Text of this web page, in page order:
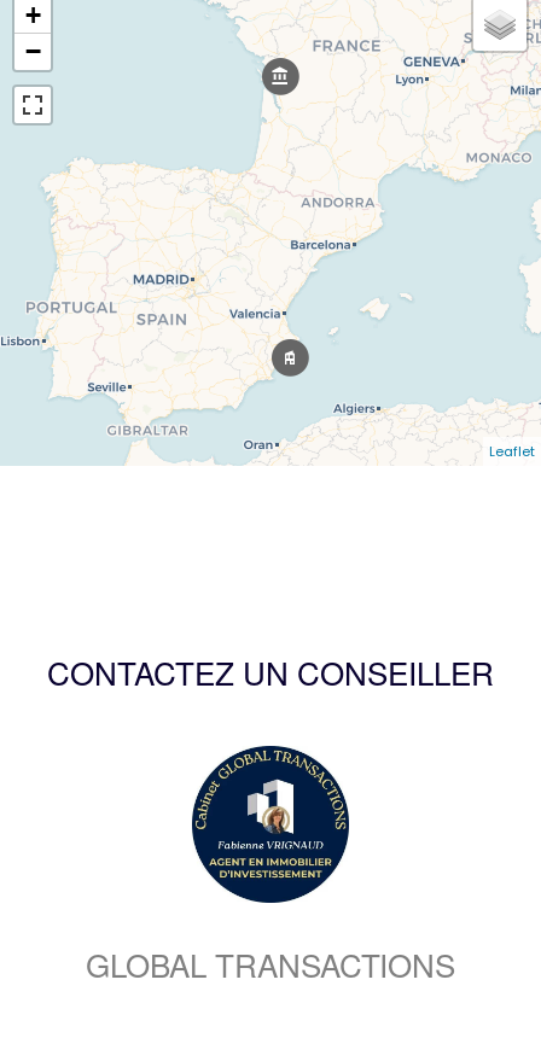
+
−
Leaflet
CONTACTEZ UN CONSEILLER
GLOBAL TRANSACTIONS